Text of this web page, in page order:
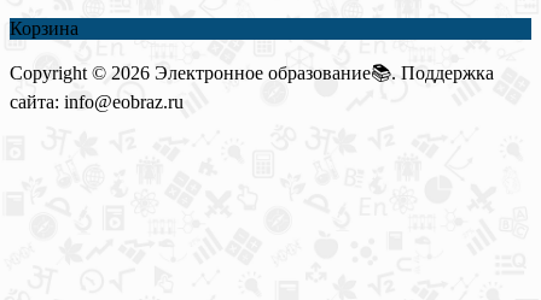
Корзина
Copyright © 2026 Электронное образование📚. Поддержка
сайта: info@eobraz.ru